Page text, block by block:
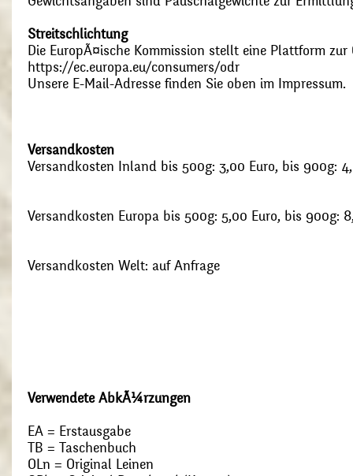
Streitschlichtung
Die EuropÃ¤ische Kommission stellt eine Plattform
https://ec.europa.eu/consumers/odr
Unsere E-Mail-Adresse finden Sie oben im Impressum.
Versandkosten
Versandkosten Inland bis 500g: 3,00 Euro, bis 900g:
Versandkosten Europa bis 500g: 5,00 Euro, bis 900g:
Versandkosten Welt: auf Anfrage
Verwendete AbkÃ¼rzungen
EA = Erstausgabe
TB = Taschenbuch
OLn = Original Leinen